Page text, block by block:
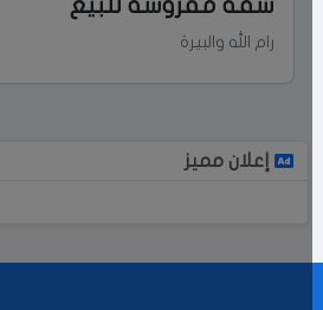
شقه مفروشة للبيع
رام الله والبيرة
إعلان مميز